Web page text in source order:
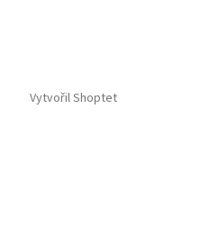
Vytvořil Shoptet